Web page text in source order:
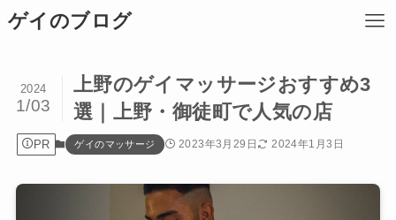
ゲイのブログ
上野のゲイマッサージおすすめ3
選｜上野・御徒町で人気の店
2024
1/03
PR ゲイのマッサージ 2023年3月29日 2024年1月3日